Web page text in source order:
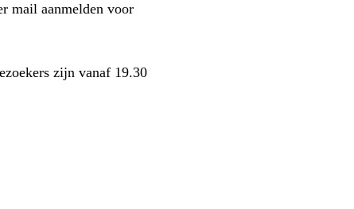
mail aanmelden voor
zijn vanaf 19.30